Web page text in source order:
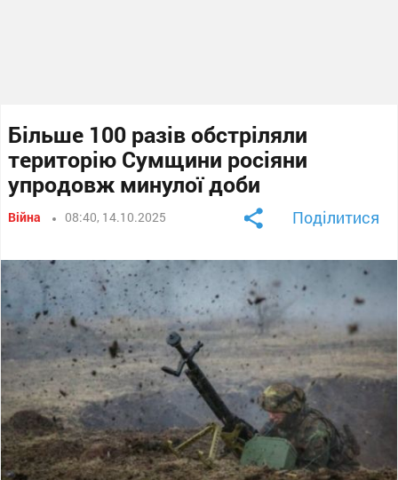
Більше 100 разів обстріляли
територію Сумщини росіяни
упродовж минулої доби
Війна 08:40, 14.10.2025 Поділитися